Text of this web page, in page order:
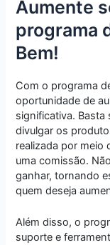
Aumente
programa
Bem!
Com o programa
oportunidade de
significativa. Basta
divulgar os
realizada por meio
uma comissão.
ganhar, tornando
quem deseja
Além disso, o
suporte e